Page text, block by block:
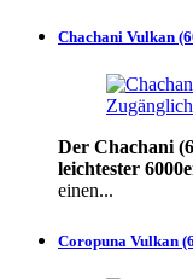
Chachani Vulkan
Der Chachani
leichtester
einen...
Coropuna Vulkan